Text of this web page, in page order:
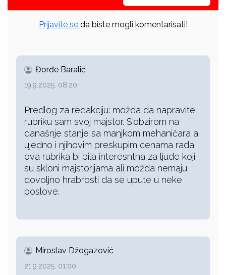
Prijavite se da biste mogli komentarisati!
Đorđe Baralić
19.9.2025. 08:20
Predlog za redakciju: možda da napravite
rubriku sam svoj majstor. S'obzirom na
današnje stanje sa manjkom mehaničara a
ujedno i njihovim preskupim cenama rada
ova rubrika bi bila interesntna za ljude koji
su skloni majstorijama ali možda nemaju
dovoljno hrabrosti da se upute u neke
poslove.
Miroslav Džogazović
21.9.2025. 01:00